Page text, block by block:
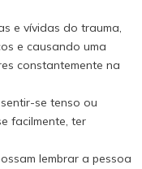
e vívidas do trauma,
e causando uma
constantemente na
se tenso ou
facilmente, ter
lembrar a pessoa